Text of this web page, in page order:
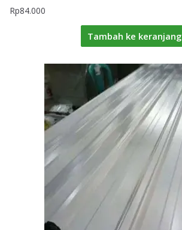
Rp84.000
Tambah ke keranjang